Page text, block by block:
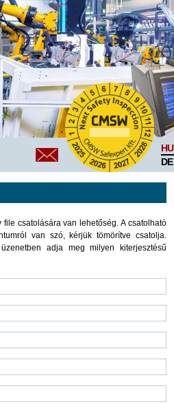
HU
DE
csatolására van lehetőség. A csatolható
van szó, kérjük tömörítve csatolja.
adja meg milyen kiterjesztésű